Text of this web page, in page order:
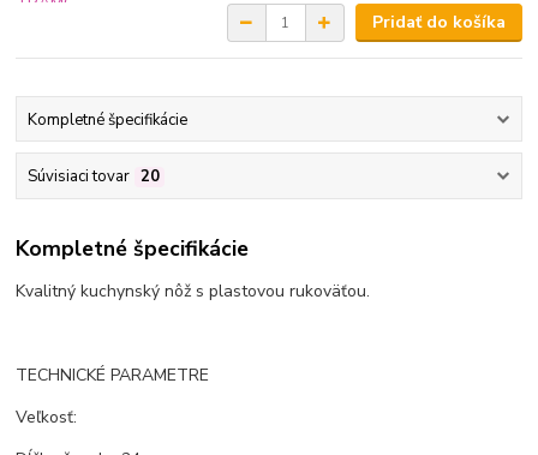
Pridať do košíka
Kompletné špecifikácie
Súvisiaci tovar 20
Kompletné špecifikácie
Kvalitný kuchynský nôž s plastovou rukoväťou.
TECHNICKÉ PARAMETRE
Veľkosť: